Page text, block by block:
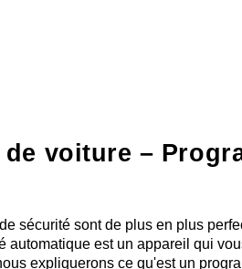
voiture –
sécurité sont de plus en plus
est un appareil qui
expliquerons ce qu'est un